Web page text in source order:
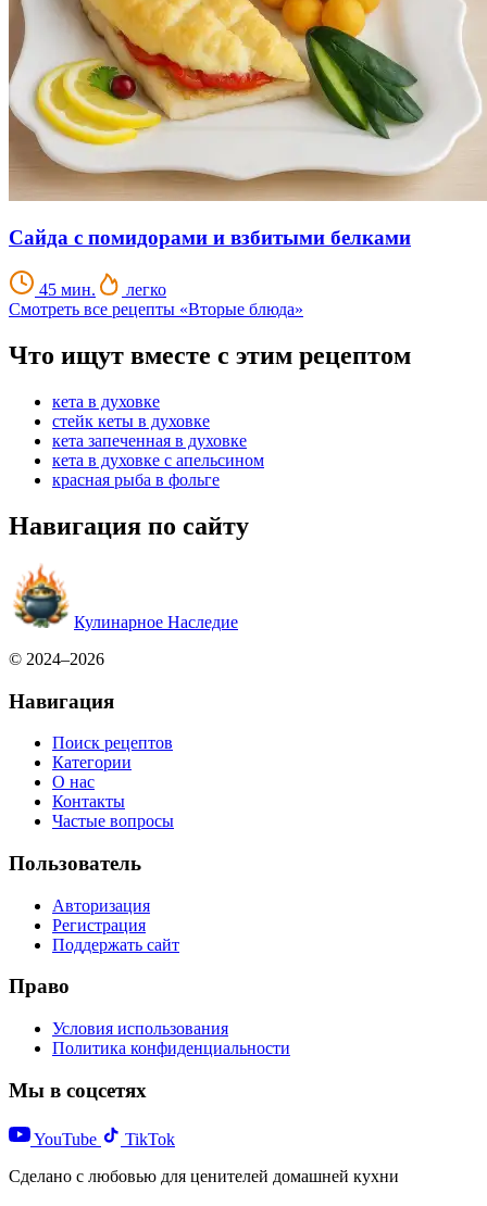
Сайда с помидорами и взбитыми белками
45 мин.
легко
Смотреть все рецепты «Вторые блюда»
Что ищут вместе с этим рецептом
кета в духовке
стейк кеты в духовке
кета запеченная в духовке
кета в духовке с апельсином
красная рыба в фольге
Навигация по сайту
Кулинарное Наследие
© 2024–2026
Навигация
Поиск рецептов
Категории
О нас
Контакты
Частые вопросы
Пользователь
Авторизация
Регистрация
Поддержать сайт
Право
Условия использования
Политика конфиденциальности
Мы в соцсетях
YouTube
TikTok
Сделано с любовью для ценителей домашней кухни